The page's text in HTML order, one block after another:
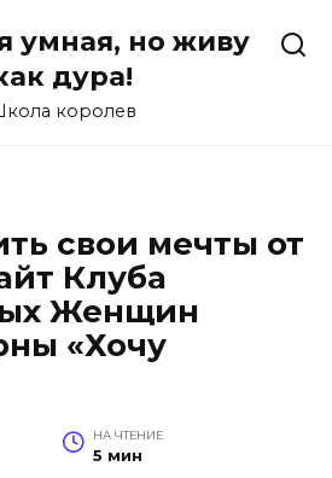
умная, но живу
дура!
королев
свои мечты от
Клуба
Женщин
«Хочу
НА ЧТЕНИЕ
5 мин